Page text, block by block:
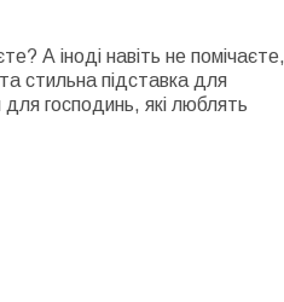
А іноді навіть не помічаєте,
стильна підставка для
господинь, які люблять